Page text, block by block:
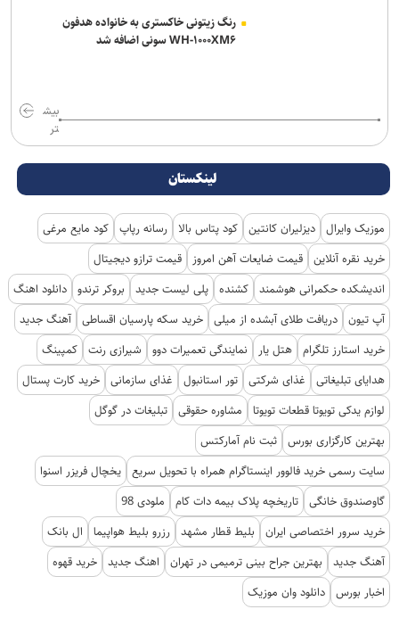
رنگ زیتونی خاکستری به خانواده هدفون
WH-۱۰۰۰XM۶ سونی اضافه شد
بیش
تر
لینکستان
موزیک وایرال دیزلیران کانتین کود پتاس بالا رسانه رپاپ کود مایع مرغی
خرید نقره آنلاین قیمت ضایعات آهن امروز
قیمت ترازو دیجیتال
اندیشکده حکمرانی هوشمند کشنده پلی لیست جدید بروکر ترندو دانلود اهنگ
آپ تیون دریافت طلای آبشده از میلی خرید سکه پارسیان اقساطی آهنگ جدید
خرید استارز تلگرام هتل یار نمایندگی تعمیرات دوو شیرازی رنت کمپینگ
هدایای تبلیغاتی
غذای شرکتی تور استانبول غذای سازمانی خرید کارت پستال
لوازم یدکی تویوتا قطعات تویوتا
مشاوره حقوقی تبلیغات در گوگل
بهترین کارگزاری بورس ثبت نام آمارکتس
سایت رسمی خرید فالوور اینستاگرام همراه با تحویل سریع یخچال فریزر اسنوا
گاوصندوق خانگی تاریخچه پلاک بیمه دات کام
ملودی 98
خرید سرور اختصاصی ایران
بلیط قطار مشهد رزرو بلیط هواپیما
ال بانک
آهنگ جدید
بهترین جراح بینی ترمیمی در تهران اهنگ جدید خرید قهوه
اخبار بورس دانلود وان موزیک